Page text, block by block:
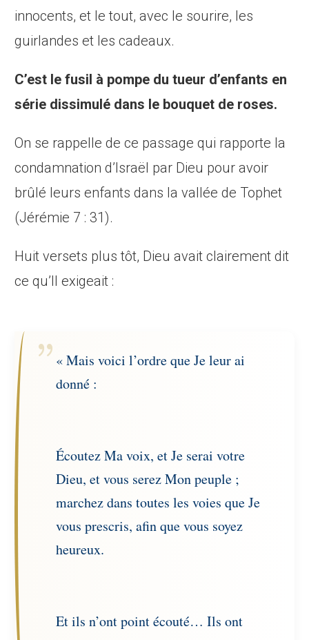
innocents, et le tout, avec le sourire, les
guirlandes et les cadeaux.
C’est le fusil à pompe du tueur d’enfants en
série dissimulé dans le bouquet de roses.
On se rappelle de ce passage qui rapporte la
condamnation d’Israël par Dieu pour avoir
brûlé leurs enfants dans la vallée de Tophet
(Jérémie 7 : 31).
Huit ver­sets plus tôt, Dieu avait clairement dit
ce qu’Il exigeait :
« Mais voici l’ordre que Je leur ai
donné :
Écoutez Ma voix, et Je serai votre
Dieu, et vous serez Mon peuple ;
marchez dans tou­tes les voies que Je
vous prescris, afin que vous soyez
heureux.
Et ils n’ont point écouté… Ils ont